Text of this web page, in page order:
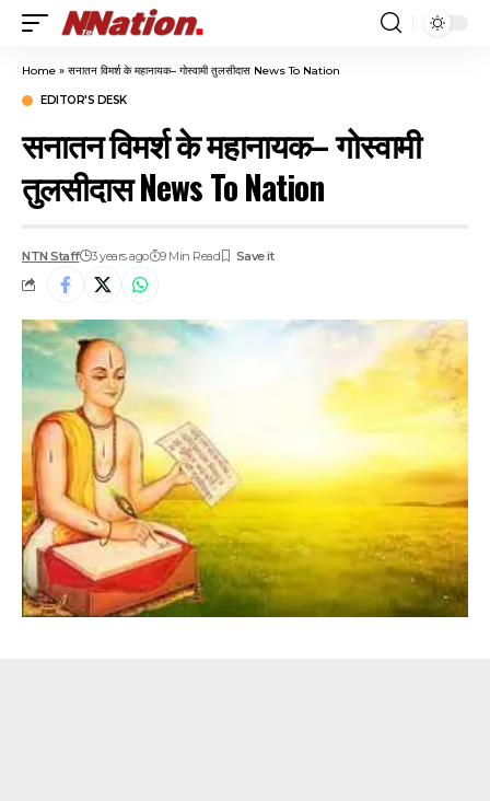
Home » सनातन विमर्श के महानायक– गोस्वामी तुलसीदास News To Nation
EDITOR'S DESK
सनातन विमर्श के महानायक– गोस्वामी
तुलसीदास News To Nation
NTN Staff 3 years ago 9 Min Read